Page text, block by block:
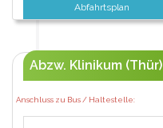
Abfahrtsplan
Abzw. Klinikum (Thür)
Anschluss zu Bus / Haltestelle: